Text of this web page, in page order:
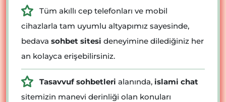
Tüm akıllı cep telefonları ve mobil
cihazlarla tam uyumlu altyapımız sayesinde,
bedava sohbet sitesi deneyimine dilediğiniz her
an kolayca erişebilirsiniz.
Tasavvuf sohbetleri alanında, islami chat
sitemizin manevi derinliği olan konuları